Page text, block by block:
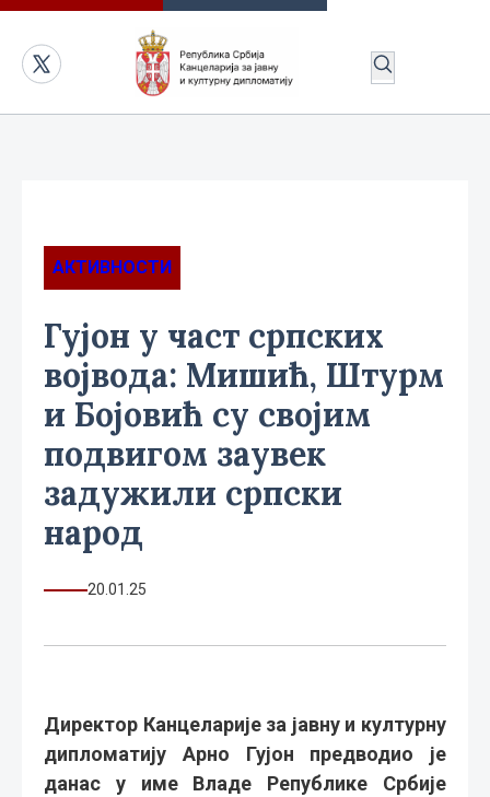
АКТИВНОСТИ
Гујон у част српских
војвода: Мишић, Штурм
и Бојовић су својим
подвигом заувек
задужили српски
народ
20.01.25
Директор Канцеларије за јавну и културну
дипломатију Арно Гујон предводио је
данас у име Владе Републике Србије